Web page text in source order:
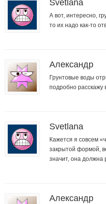
Svetlana
А вот, интересно,
то их надо как-то
Александр
Грунтовые воды
подробно расскажу
Svetlana
Кажется я совсем
закрытой формой,
значит, она должна
Александр